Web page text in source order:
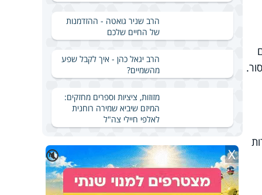
הרב שניר גואטה - ההזדמנות
של החיים שלכם
הרב יגאל כהן - איך לקבל שפע
מהשמיים?
מזוזות, ציציות וספרים מחזקים:
המיזם שיביא שמירה רוחנית
לאלפי חיילי צה"ל
🔇 X